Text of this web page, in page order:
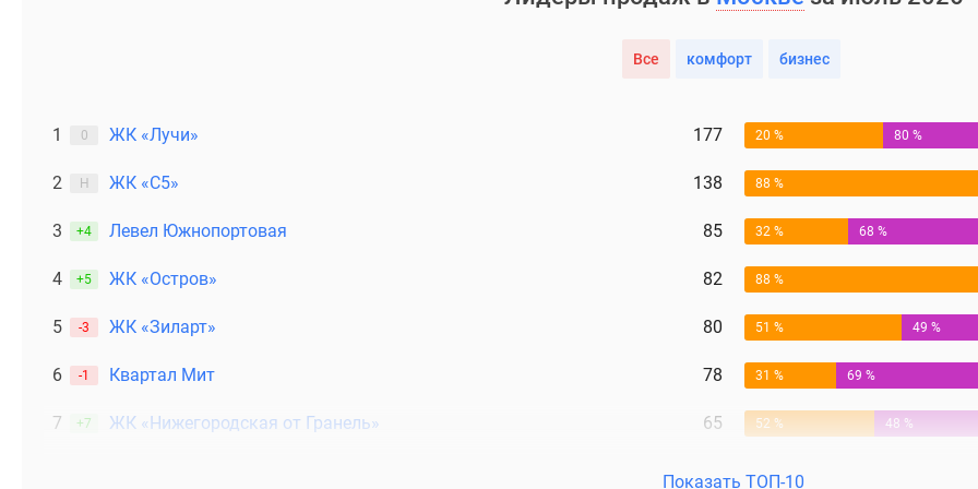
Все комфорт бизнес
1 0 ЖК «Лучи» 177 20 % 80 %
2 Н ЖК «С5» 138 88 %
3 +4 Левел Южнопортовая 85 32 % 68 %
4 +5 ЖК «Остров» 82 88 %
5 -3 ЖК «Зиларт» 80 51 % 49 %
6 -1 Квартал Мит 78 31 % 69 %
7 +7 ЖК «Нижегородская от Гранель» 65 52 % 48 %
Показать ТОП-10